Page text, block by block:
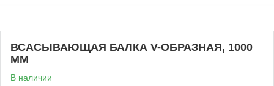
ВСАСЫВАЮЩАЯ БАЛКА V-ОБРАЗНАЯ, 1000
ММ
В наличии